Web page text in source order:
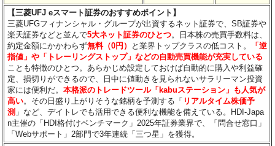
【三菱UFJ eスマート証券のおすすめポイント】
三菱UFGフィナンシャル・グループが出資するネット証券で、SB証券や
楽天証券などと並んで5大ネット証券のひとつ。日本株の売買手数料は、
約定金額にかかわらず無料（0円） と業界トップクラスの低コスト。
「逆
指値」や「トレーリングストップ」などの自動売買機能が充実している
ことも特徴のひとつ。あらかじめ設定しておけば自動的に購入や利益確
定、損切りができるので、日中に値動きを見られないサラリーマン投資
家には便利だ。本格派のトレードツール「kabuステーション」も人気が
高い。その日盛り上がりそうな銘柄を予測する「 リアルタイム株価予
測 」など、デイトレでも活用できる便利な機能を備えている。HDI-Japa
n主催の「HDI格付けベンチマーク」2025年証券業界で、「問合せ窓口」
「Webサポート」2部門で3年連続「三つ星」を獲得。